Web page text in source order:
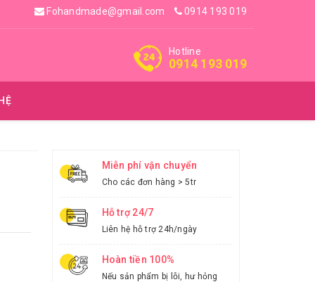
Fohandmade@gmail.com 0914 193 019
Hotline
0914 193 019
Miễn phí vận chuyển
Cho các đơn hàng > 5tr
Hỗ trợ 24/7
Liên hệ hỗ trợ 24h/ngày
Hoàn tiền 100%
Nếu sản phẩm bị lỗi, hư hỏng